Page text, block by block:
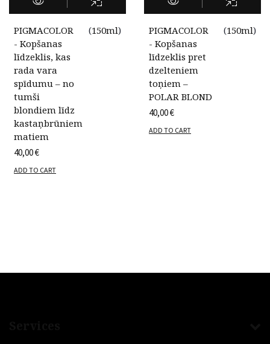
PIGMACOLOR
- Kopšanas
līdzeklis, kas
rada vara
spīdumu – no
tumši
blondiem līdz
kastaņbrūniem
matiem
(150ml)
40,00€
ADD TO CART
PIGMACOLOR
- Kopšanas
līdzeklis pret
dzelteniem
toņiem –
POLAR BLOND
(150ml)
40,00€
ADD TO CART